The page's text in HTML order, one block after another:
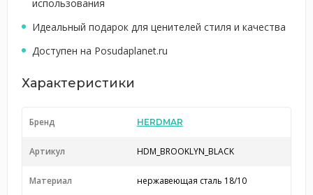
использования
Идеальный подарок для ценителей стиля и качества
Доступен на Posudaplanet.ru
Характеристики
Бренд HERDMAR
Артикул HDM_BROOKLYN_BLACK
Материал нержавеющая сталь 18/10